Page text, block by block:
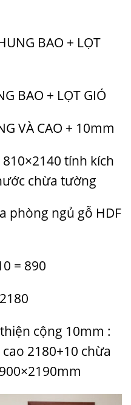
BAO + LỌT
BAO + LỌT GIÓ
VÀ CAO + 10mm
tính kích
chừa tường
phòng ngủ gỗ HDF
= 890
cộng 10mm :
2180+10 chừa